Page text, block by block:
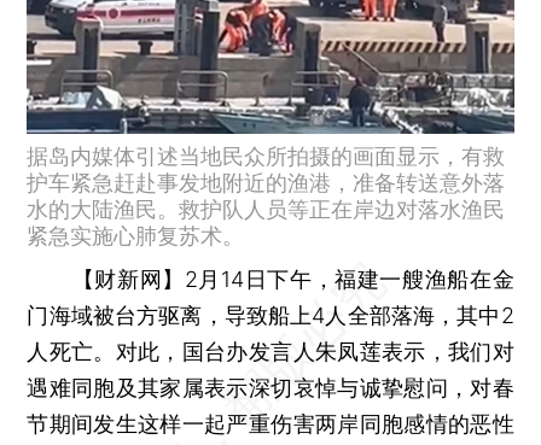
据岛内媒体引述当地民众所拍摄的画面显示，有救
护车紧急赶赴事发地附近的渔港，准备转送意外落
水的大陆渔民。救护队人员等正在岸边对落水渔民
紧急实施心肺复苏术。
【财新网】 2月14日下午，福建一艘渔船在金
门海域被台方驱离，导致船上4人全部落海，其中2
人死亡。对此，国台办发言人朱凤莲表示，我们对
遇难同胞及其家属表示深切哀悼与诚挚慰问，对春
节期间发生这样一起严重伤害两岸同胞感情的恶性